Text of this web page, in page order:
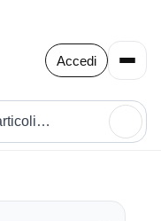
Accedi